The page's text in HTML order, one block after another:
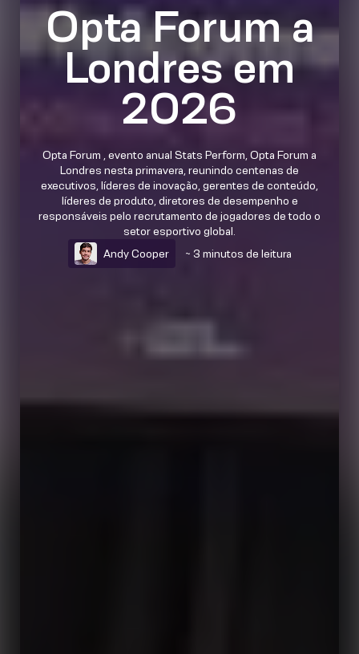
Opta Forum a
Londres em
2026
Opta Forum , evento anual Stats Perform, Opta Forum a
Londres nesta primavera, reunindo centenas de
executivos, líderes de inovação, gerentes de conteúdo,
líderes de produto, diretores de desempenho e
responsáveis pelo recrutamento de jogadores de todo o
setor esportivo global.
Andy Cooper
~ 3 minutos de leitura